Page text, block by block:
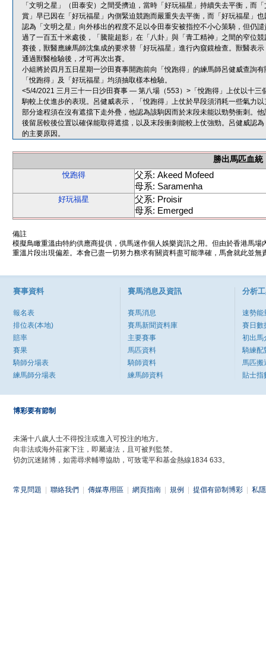
「文明之星」（田泰安）之間受擠迫，當時「好玩福星」持續失去平衡，而
賞」早已因在「好玩福星」內側緊迫競跑而嚴重失去平衡，而「好玩福星」
認為「文明之星」向外移出的程度不足以令田泰安被指控不小心策騎，但仍
過了一百五十米處後，「騰龍超影」在「八卦」與「青工精神」之間的窄位競
賽後，獸醫應練馬師沈集成的要求替「好玩福星」進行內窺鏡檢查。獸醫表
通過獸醫檢驗後，才可再次出賽。
小組將於四月五日星期一沙田賽事開跑前向「悅跑得」的練馬師呂健威查詢
「悅跑得」及「好玩福星」均須抽取樣本檢驗。
<5/4/2021 三月三十一日沙田賽事 — 第八場（553）>「悅跑得」上仗以十
駒較上仗進步的表現。呂健威表示，「悅跑得」上仗於早段須消耗一些氣力
部分途程須在沒有遮擋下走外疊，他認為該駒因而於末段未能以勁勢衝刺。
後留居較後位置以確保能取得遮擋，以及末段衝刺能較上仗強勁。呂健威認
的主要原因。
勝出馬匹血統
悅跑得
父系: Akeed Mofeed
母系: Saramenha
好玩福星
父系: Proisir
母系: Emerged
備註
模擬鳥瞰重溫由特約供應商提供，供馬迷作個人娛樂資訊之用。但由於香港馬
重溫片段出現偏差。本會已盡一切努力務求有關資料盡可能準確，馬會就此並
賽事資料
報名表
排位表(本地)
賠率
賽果
騎師分場表
練馬師分場表
賽馬消息及資訊
賽馬消息
賽馬新聞資料庫
主要賽事
馬匹資料
騎師資料
練馬師資料
分析
速勢能
賽日數
初出馬
騎練配
馬匹搬
貼士指
博彩要有節制
未滿十八歲人士不得投注或進入可投注的地方。
向非法或海外莊家下注，即屬違法，且可被判監禁。
切勿沉迷賭博，如需尋求輔導協助，可致電平和基金熱線1834 633。
常見問題 聯絡我們 傳媒專用區 網頁指南 規例 提倡有節制博彩 私